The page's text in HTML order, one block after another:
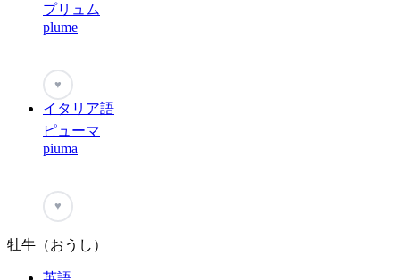
プリュム
plume
♥
イタリア語
ピューマ
piuma
♥
牡牛（おうし）